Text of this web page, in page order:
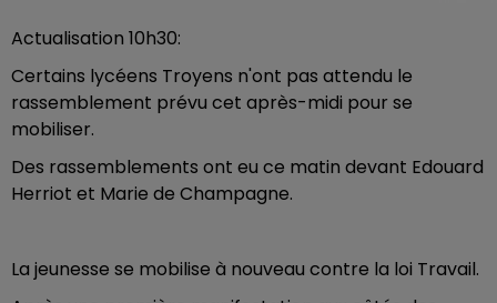
Actualisation 10h30:
Certains lycéens Troyens n'ont pas attendu le
rassemblement prévu cet après-midi pour se
mobiliser.
Des rassemblements ont eu ce matin devant Edouard
Herriot et Marie de Champagne.
La jeunesse se mobilise à nouveau contre la loi Travail.